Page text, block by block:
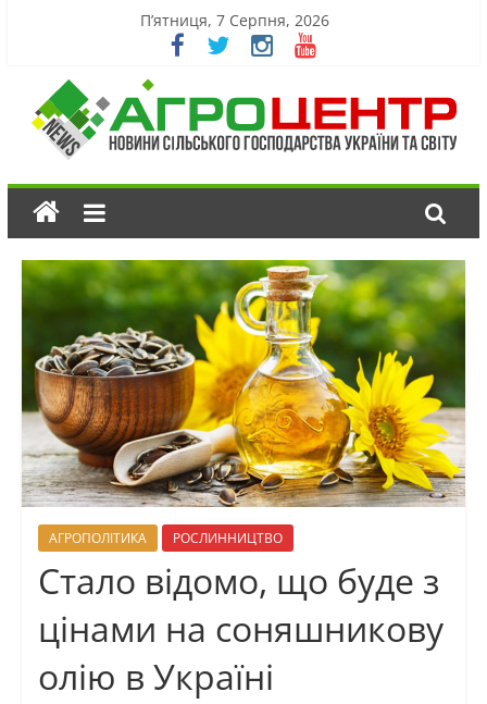
П’ятниця, 7 Серпня, 2026
АГРОПОЛІТИКА РОСЛИННИЦТВО
Стало відомо, що буде з
цінами на соняшникову
олію в Україні